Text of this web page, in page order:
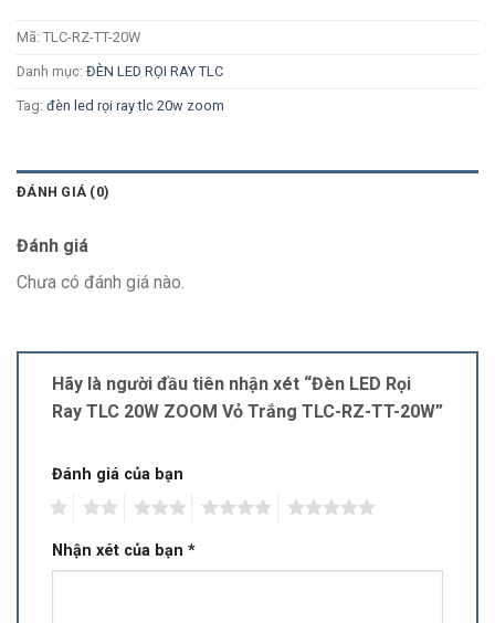
Mã: TLC-RZ-TT-20W
Danh mục: ĐÈN LED RỌI RAY TLC
Tag: đèn led rọi ray tlc 20w zoom
ĐÁNH GIÁ (0)
Đánh giá
Chưa có đánh giá nào.
Hãy là người đầu tiên nhận xét “Đèn LED Rọi
Ray TLC 20W ZOOM Vỏ Trắng TLC-RZ-TT-20W”
Đánh giá của bạn
Nhận xét của bạn *